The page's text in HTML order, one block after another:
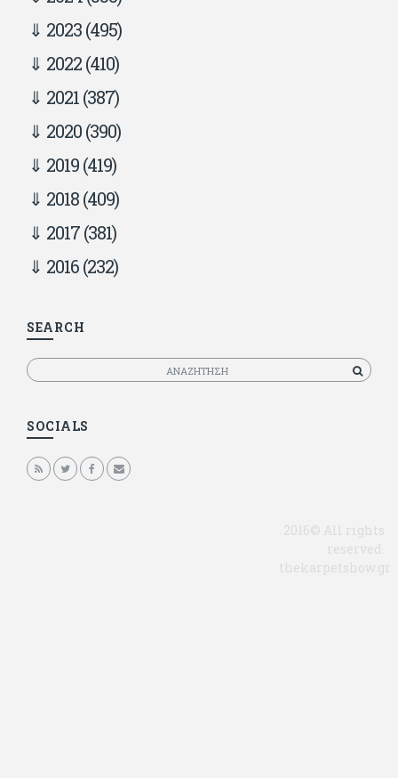
2023(495)
2022(410)
2021(387)
2020(390)
2019(419)
2018(409)
2017(381)
2016(232)
SEARCH
Αναζητηση
SOCIALS